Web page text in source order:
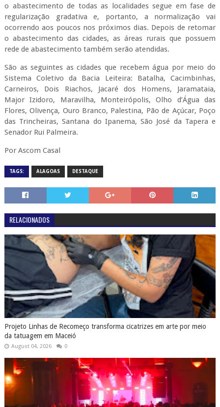
o abastecimento de todas as localidades segue em fase de
regularização gradativa e, portanto, a normalização vai
ocorrendo aos poucos nos próximos dias. Depois de retomar
o abastecimento das cidades, as áreas rurais que possuem
rede de abastecimento também serão atendidas.
São as seguintes as cidades que recebem água por meio do
Sistema Coletivo da Bacia Leiteira: Batalha, Cacimbinhas,
Carneiros, Dois Riachos, Jacaré dos Homens, Jaramataia,
Major Izidoro, Maravilha, Monteirópolis, Olho d’Água das
Flores, Olivença, Ouro Branco, Palestina, Pão de Açúcar, Poço
das Trincheiras, Santana do Ipanema, São José da Tapera e
Senador Rui Palmeira.
Por Ascom Casal
TAGS: ALAGOAS DESTAQUE
RELACIONADOS
Projeto Linhas de Recomeço transforma cicatrizes em arte por meio
da tatuagem em Maceió
August 04, 2026 0